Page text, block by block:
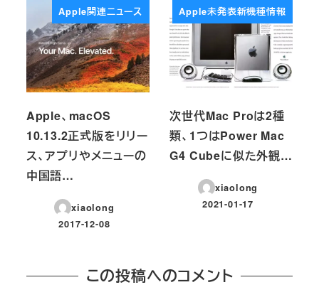
Apple関連ニュース
Apple、macOS
10.13.2正式版をリリー
ス、アプリやメニューの
中国語…
xiaolong
投稿日
2017-12-08
Apple未発表新機種情報
次世代Mac Proは2種
類、1つはPower Mac
G4 Cubeに似た外観…
xiaolong
投稿日
2021-01-17
この投稿へのコメント